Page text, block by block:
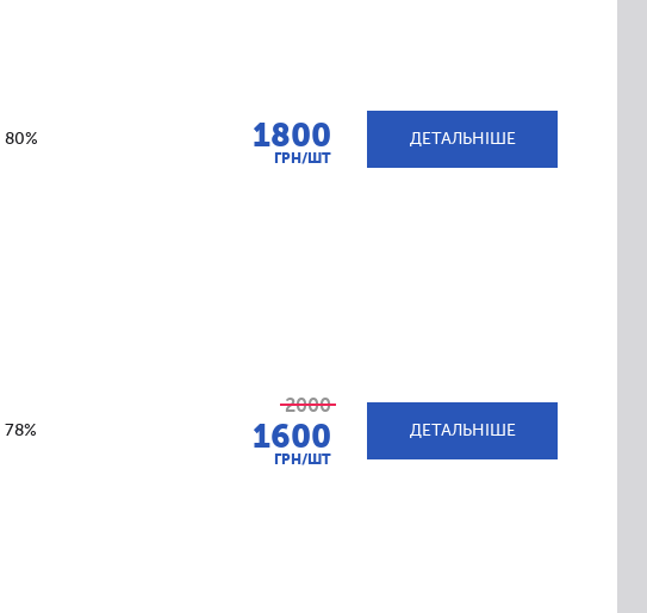
80% 1800
ГРН/ШТ
ДЕТАЛЬНІШЕ
78%
2000
1600
ГРН/ШТ
ДЕТАЛЬНІШЕ